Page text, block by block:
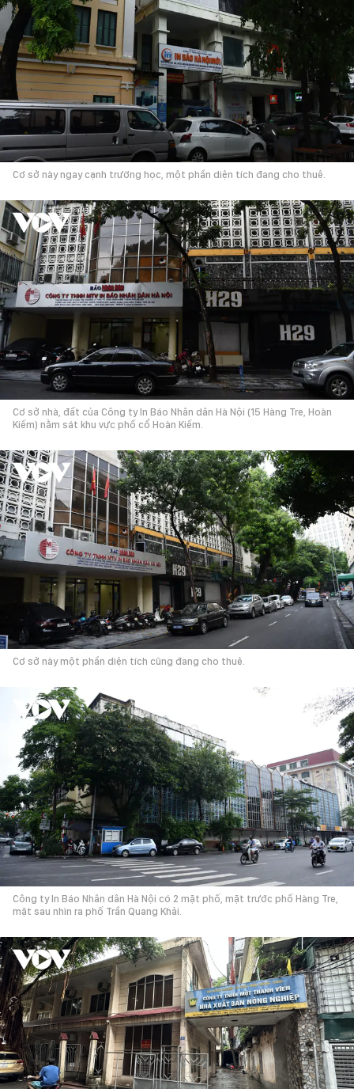
Cơ sở này ngay cạnh trường học, một phần diện tích đang cho thuê.
Cơ sở nhà, đất của Công ty In Báo Nhân dân Hà Nội (15 Hàng Tre, Hoàn
Kiếm) nằm sát khu vực phố cổ Hoàn Kiếm.
Cơ sở này một phần diện tích cũng đang cho thuê.
Công ty In Báo Nhân dân Hà Nội có 2 mặt phố, mặt trước phố Hàng Tre,
mặt sau nhìn ra phố Trần Quang Khải.